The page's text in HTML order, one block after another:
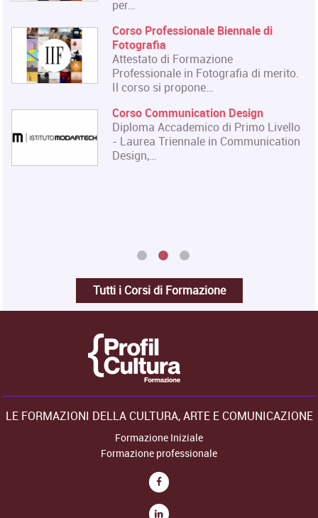
Master in Organizzazione degli
Eventi dell'Arte e dello Spettacolo
Il Master rilascia un Diploma in
Organizzazione degli Eventi dell'Arte
e dello…
Master in Gestione e Innovazione
delle Attività Museali
Il Master in Gestione e Innovazione
delle Attività Museali rilascia un
Diploma in…
Tutti i Corsi di Formazione
LE FORMAZIONI DELLA CULTURA, ARTE E COMUNICAZIONE
Formazione Iniziale
Formazione professionale